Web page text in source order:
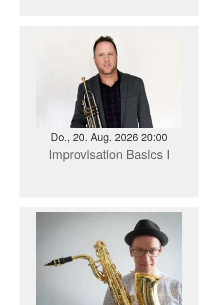
Do., 20. Aug. 2026 20:00
Improvisation Basics I